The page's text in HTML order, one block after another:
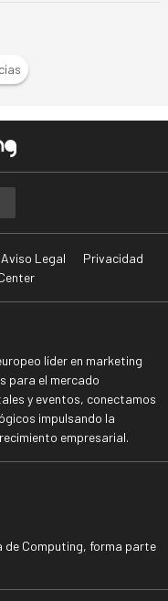
Aviso Legal
Privacidad
líder en marketing
para el mercado
y eventos, conectamos
impulsando la
empresarial.
de Computing, forma parte